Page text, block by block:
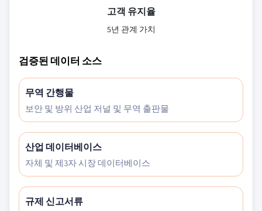
고객 유지율
5년 관계 가치
검증된 데이터 소스
무역 간행물
보안 및 방위 산업 저널 및 무역 출판물
산업 데이터베이스
자체 및 제3자 시장 데이터베이스
규제 신고서류